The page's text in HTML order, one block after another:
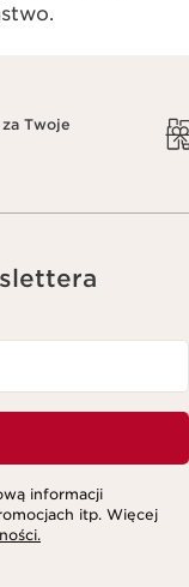
Twoje
informacji
itp. Więcej